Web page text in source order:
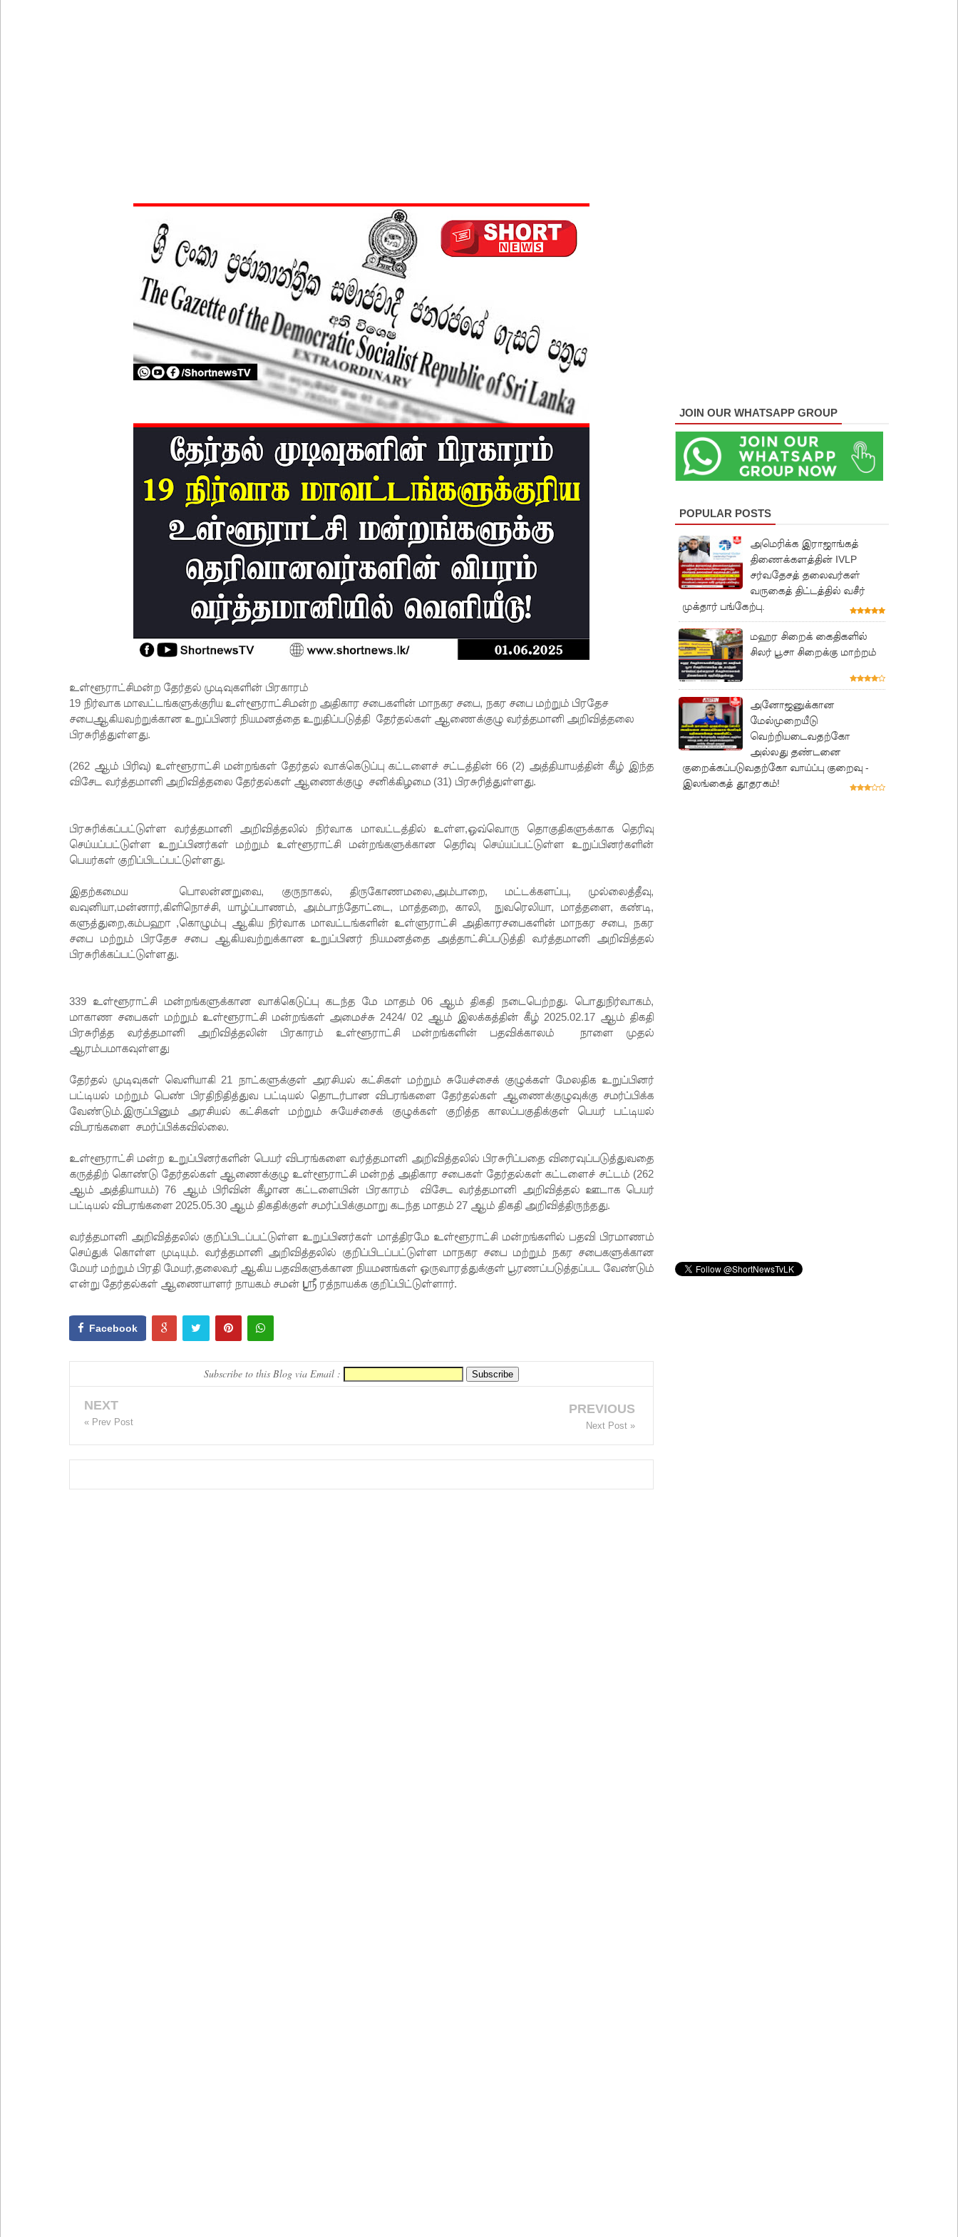
குருவிட்ட மற்றும் பல்லன்சேன சிறைச்சாலைகளின் நிலைமை கட்டுப்பாட்டுக்குள்!
உள்ளூராட்சிமன்ற தேர்தல் முடிவுகளின் பிரகாரம்
19 நிர்வாக மாவட்டங்களுக்குரிய உள்ளூராட்சிமன்ற அதிகார சபைகளின் மாநகர சபை, நகர சபை மற்றும் பிரதேச
சபைஆகியவற்றுக்கான உறுப்பினர் நியமனத்தை உறுதிப்படுத்தி தேர்தல்கள் ஆணைக்குழு வர்த்தமானி அறிவித்தலை
பிரசுரித்துள்ளது.
(262 ஆம் பிரிவு) உள்ளூராட்சி மன்றங்கள் தேர்தல் வாக்கெடுப்பு கட்டளைச் சட்டத்தின் 66 (2) அத்தியாயத்தின் கீழ் இந்த
விசேட வர்த்தமானி அறிவித்தலை தேர்தல்கள் ஆணைக்குழு சனிக்கிழமை (31) பிரசுரித்துள்ளது.
பிரசுரிக்கப்பட்டுள்ள வர்த்தமானி அறிவித்தலில் நிர்வாக மாவட்டத்தில் உள்ள,ஒவ்வொரு தொகுதிகளுக்காக தெரிவு
செய்யப்பட்டுள்ள உறுப்பினர்கள் மற்றும் உள்ளூராட்சி மன்றங்களுக்கான தெரிவு செய்யப்பட்டுள்ள உறுப்பினர்களின்
பெயர்கள் குறிப்பிடப்பட்டுள்ளது.
இதற்கமைய பொலன்னறுவை, குருநாகல், திருகோணமலை,அம்பாறை, மட்டக்களப்பு, முல்லைத்தீவு,
வவுனியா,மன்னார்,கிளிநொச்சி, யாழ்ப்பாணம், அம்பாந்தோட்டை, மாத்தறை, காலி, நுவரெலியா, மாத்தளை, கண்டி,
களுத்துறை,கம்பஹா ,கொழும்பு ஆகிய நிர்வாக மாவட்டங்களின் உள்ளுராட்சி அதிகாரசபைகளின் மாநகர சபை, நகர
சபை மற்றும் பிரதேச சபை ஆகியவற்றுக்கான உறுப்பினர் நியமனத்தை அத்தாட்சிப்படுத்தி வர்த்தமானி அறிவித்தல்
பிரசுரிக்கப்பட்டுள்ளது.
339 உள்ளூராட்சி மன்றங்களுக்கான வாக்கெடுப்பு கடந்த மே மாதம் 06 ஆம் திகதி நடைபெற்றது. பொதுநிர்வாகம்,
மாகாண சபைகள் மற்றும் உள்ளூராட்சி மன்றங்கள் அமைச்சு 2424/ 02 ஆம் இலக்கத்தின் கீழ் 2025.02.17 ஆம் திகதி
பிரசுரித்த வர்த்தமானி அறிவித்தலின் பிரகாரம் உள்ளூராட்சி மன்றங்களின் பதவிக்காலம் நாளை முதல்
ஆரம்பமாகவுள்ளது
தேர்தல் முடிவுகள் வெளியாகி 21 நாட்களுக்குள் அரசியல் கட்சிகள் மற்றும் சுயேச்சைக் குழுக்கள் மேலதிக உறுப்பினர்
பட்டியல் மற்றும் பெண் பிரதிநிதித்துவ பட்டியல் தொடர்பான விபரங்களை தேர்தல்கள் ஆணைக்குழுவுக்கு சமர்ப்பிக்க
வேண்டும்.இருப்பினும் அரசியல் கட்சிகள் மற்றும் சுயேச்சைக் குழுக்கள் குறித்த காலப்பகுதிக்குள் பெயர் பட்டியல்
விபரங்களை சமர்ப்பிக்கவில்லை.
உள்ளூராட்சி மன்ற உறுப்பினர்களின் பெயர் விபரங்களை வர்த்தமானி அறிவித்தலில் பிரசுரிப்பதை விரைவுப்படுத்துவதை
கருத்திற் கொண்டு தேர்தல்கள் ஆணைக்குழு உள்ளூராட்சி மன்றத் அதிகார சபைகள் தேர்தல்கள் கட்டளைச் சட்டம் (262
ஆம் அத்தியாயம்) 76 ஆம் பிரிவின் கீழான கட்டளையின் பிரகாரம் விசேட வர்த்தமானி அறிவித்தல் ஊடாக பெயர்
பட்டியல் விபரங்களை 2025.05.30 ஆம் திகதிக்குள் சமர்ப்பிக்குமாறு கடந்த மாதம் 27 ஆம் திகதி அறிவித்திருந்தது.
வர்த்தமானி அறிவித்தலில் குறிப்பிடப்பட்டுள்ள உறுப்பினர்கள் மாத்திரமே உள்ளூராட்சி மன்றங்களில் பதவி பிரமாணம்
செய்துக் கொள்ள முடியும். வர்த்தமானி அறிவித்தலில் குறிப்பிடப்பட்டுள்ள மாநகர சபை மற்றும் நகர சபைகளுக்கான
மேயர் மற்றும் பிரதி மேயர்,தலைவர் ஆகிய பதவிகளுக்கான நியமனங்கள் ஒருவாரத்துக்குள் பூரணப்படுத்தப்பட வேண்டும்
என்று தேர்தல்கள் ஆணையாளர் நாயகம் சமன் ஸ்ரீ ரத்நாயக்க குறிப்பிட்டுள்ளார்.
Facebook
Subscribe to this Blog via Email :
NEXT
« Prev Post
PREVIOUS
Next Post »
JOIN OUR WHATSAPP GROUP
POPULAR POSTS
அமெரிக்க இராஜாங்கத்
திணைக்களத்தின் IVLP
சர்வதேசத் தலைவர்கள்
வருகைத் திட்டத்தில் வசீர்
முக்தார் பங்கேற்பு.
மஹர சிறைக் கைதிகளில்
சிலர் பூசா சிறைக்கு மாற்றம்
அனோஜனுக்கான
மேல்முறையீடு
வெற்றியடைவதற்கோ
அல்லது தண்டனை
குறைக்கப்படுவதற்கோ வாய்ப்பு குறைவு -
இலங்கைத் தூதரகம்!